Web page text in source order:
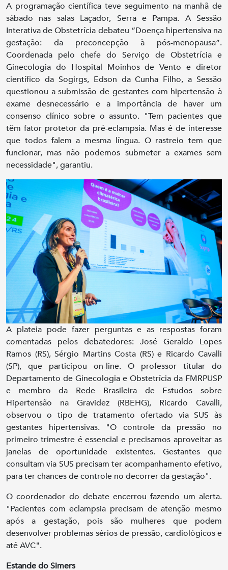
A programação científica teve seguimento na manhã de
sábado nas salas Laçador, Serra e Pampa. A Sessão
Interativa de Obstetrícia debateu “Doença hipertensiva na
gestação: da preconcepção à pós-menopausa”.
Coordenada pelo chefe do Serviço de Obstetrícia e
Ginecologia do Hospital Moinhos de Vento e diretor
científico da Sogirgs, Edson da Cunha Filho, a Sessão
questionou a submissão de gestantes com hipertensão à
exame desnecessário e a importância de haver um
consenso clínico sobre o assunto. "Tem pacientes que
têm fator protetor da pré-eclampsia. Mas é de interesse
que todos falem a mesma língua. O rastreio tem que
funcionar, mas não podemos submeter a exames sem
necessidade", garantiu.
A plateia pode fazer perguntas e as respostas foram
comentadas pelos debatedores: José Geraldo Lopes
Ramos (RS), Sérgio Martins Costa (RS) e Ricardo Cavalli
(SP), que participou on-line. O professor titular do
Departamento de Ginecologia e Obstetrícia da FMRPUSP
e membro da Rede Brasileira de Estudos sobre
Hipertensão na Gravidez (RBEHG), Ricardo Cavalli,
observou o tipo de tratamento ofertado via SUS às
gestantes hipertensivas. "O controle da pressão no
primeiro trimestre é essencial e precisamos aproveitar as
janelas de oportunidade existentes. Gestantes que
consultam via SUS precisam ter acompanhamento efetivo,
para ter chances de controle no decorrer da gestação".
O coordenador do debate encerrou fazendo um alerta.
"Pacientes com eclampsia precisam de atenção mesmo
após a gestação, pois são mulheres que podem
desenvolver problemas sérios de pressão, cardiológicos e
até AVC".
Estande do Simers